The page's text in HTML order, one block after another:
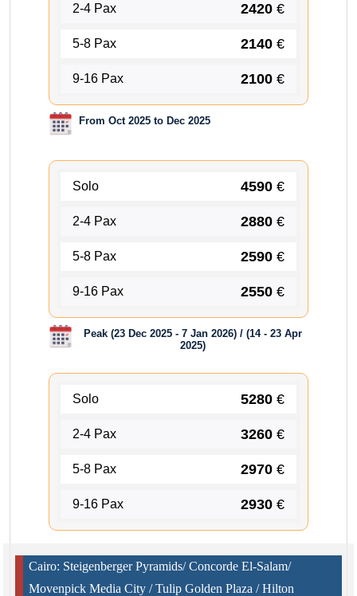
2-4 Pax 2420 €
5-8 Pax 2140 €
9-16 Pax 2100 €
From Oct 2025 to Dec 2025
Solo 4590 €
2-4 Pax 2880 €
5-8 Pax 2590 €
9-16 Pax 2550 €
Peak (23 Dec 2025 - 7 Jan 2026) / (14 - 23 Apr
2025)
Solo 5280 €
2-4 Pax 3260 €
5-8 Pax 2970 €
9-16 Pax 2930 €
Cairo: Steigenberger Pyramids/ Concorde El-Salam/
Movenpick Media City / Tulip Golden Plaza / Hilton